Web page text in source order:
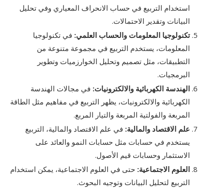
استخدام التربيع في حساب الانحراف المعياري وفي تحليل
البيانات وتقدير الاحتمالات.
تكنولوجيا المعلومات والحساب العلمي: في تكنولوجيا
المعلومات، يستخدم التربيع في مجموعة متنوعة من
التطبيقات، مثل تصميم وتحليل الخوارزميات وتطوير
البرمجيات.
الهندسة الكهربائية والالكترونيات: في مجالات الهندسة
الكهربائية والالكترونيات، يظهر التربيع في مفاهيم مثل الطاقة
المربعة والفولتية المربعة والتيار المربع.
علم الاقتصاد والمالية: في علم الاقتصاد والمالية، التربيع
يستخدم في حسابات مثل حسابات النمو والعائد على
الاستثمار وحسابات قيم الأصول.
العلوم الاجتماعية: حتى في العلوم الاجتماعية، يمكن استخدام
التربيع لتحليل البيانات وتوجيه البحوث.